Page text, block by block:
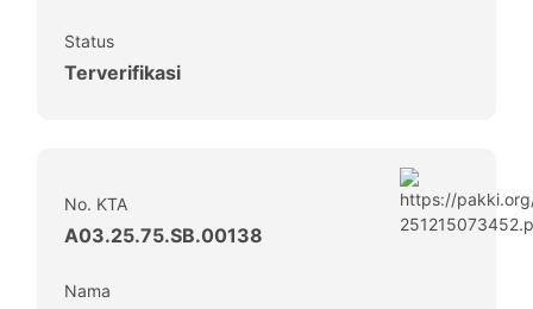
Status
Terverifikasi
No. KTA
A03.25.75.SB.00138
Nama